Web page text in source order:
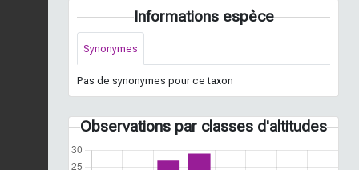
Informations espèce
Synonymes
Pas de synonymes pour ce taxon
Observations par classes d'altitudes